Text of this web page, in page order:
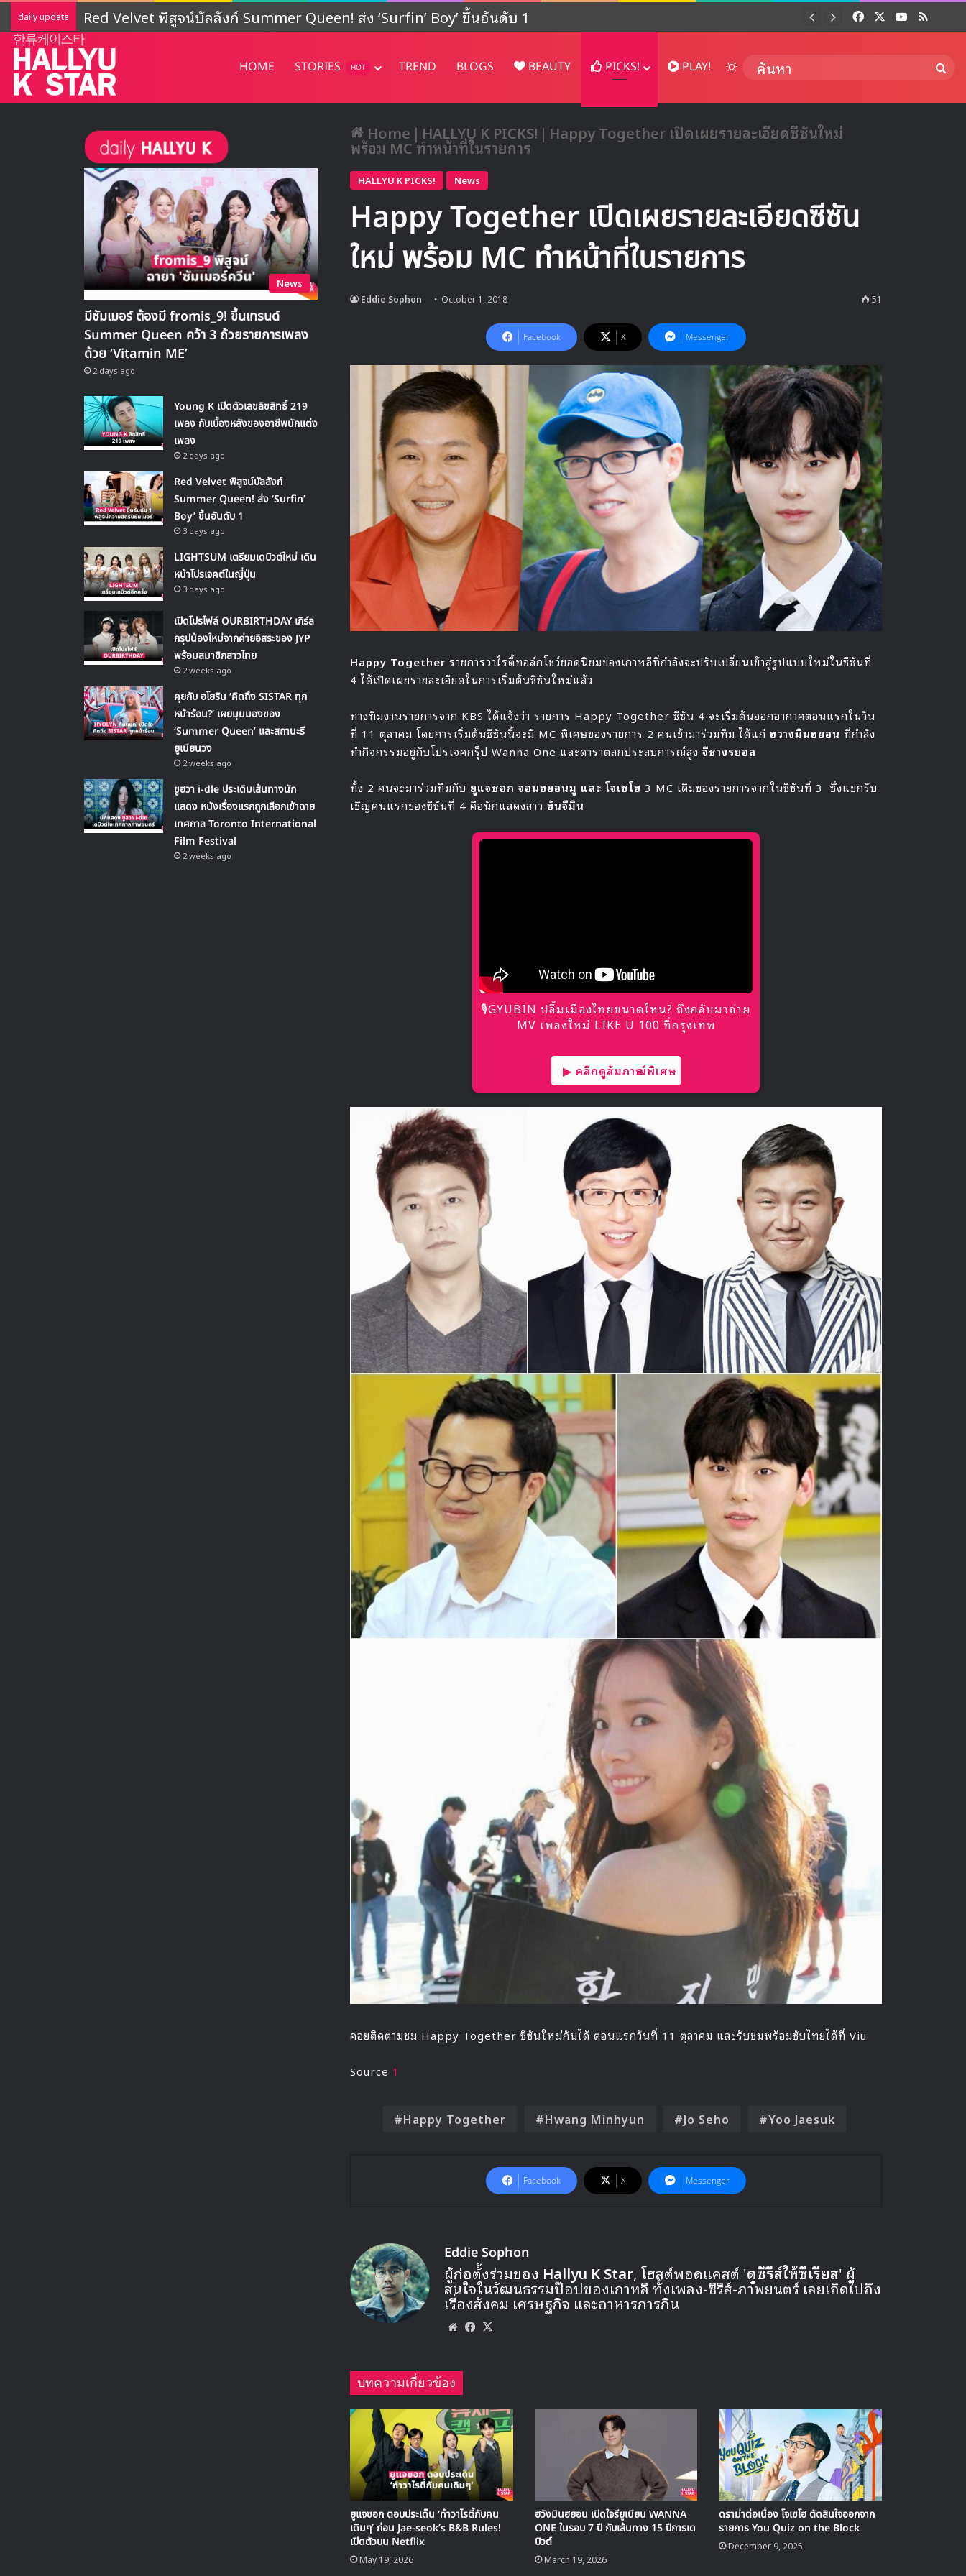
daily update LIGHTSUM เตรียมเดบิวต์ใหม่ เดินหน้าโปรเจคต์ในญี่ปุ่น FacebookYouTube
RSS
HOME STORIES HOT TREND BLOGS BEAUTY PICKS! PLAY! Switch skin
Home | HALLYU K PICKS! | Happy Together เปิดเผยรายละเอียดซีซันใหม่
พร้อม MC ทำหน้าที่ในรายการ
HALLYU K PICKS! News
Happy Together เปิดเผยรายละเอียดซีซัน
ใหม่ พร้อม MC ทำหน้าที่ในรายการ
Eddie Sophon October 1, 2018 51
Facebook X Messenger
Happy Together รายการวาไรตี้ทอล์กโชว์ยอดนิยมของเกาหลีที่กำลังจะปรับเปลี่ยนเข้าสู่รูปแบบใหม่ในซีซันที่
4 ได้เปิดเผยรายละเอียดในการเริ่มต้นซีซันใหม่แล้ว
ทางทีมงานรายการจาก KBS ได้แจ้งว่า รายการ Happy Together ซีซัน 4 จะเริ่มต้นออกอากาศตอนแรกในวัน
ที่ 11 ตุลาคม โดยการเริ่มต้นซีซันนี้จะมี MC พิเศษของรายการ 2 คนเข้ามาร่วมทีม ได้แก่ ฮวางมินฮยอน ที่กำลัง
ทำกิจกรรมอยู่กับโปรเจคกรุ็ป Wanna One และดาราตลกประสบการณ์สูง จีซางรยอล
ทั้ง 2 คนจะมาร่วมทีมกับ ยูแจซอก จอนฮยอนมู และ โจเซโฮ 3 MC เดิมของรายการจากในซีซันที่ 3 ซึ่งแขกรับ
เชิญคนแรกของซีซันที่ 4 คือนักแสดงสาว ฮันจีมิน
🎙GYUBIN ปลื้มเมืองไทยขนาดไหน? ถึงกลับมาถ่าย
MV เพลงใหม่ LIKE U 100 ที่กรุงเทพ
▶ คลิกดูสัมภาษณ์พิเศษ
คอยติดตามชม Happy Together ซีซันใหม่กันได้ ตอนแรกวันที่ 11 ตุลาคม และรับชมพร้อมซับไทยได้ที่ Viu
Source 1
Happy Together Hwang Minhyun Jo Seho Yoo Jaesuk
Facebook X Messenger
Eddie Sophon
ผู้ก่อตั้งร่วมของ Hallyu K Star, โฮสต์พอดแคสต์ 'ดูซีรีส์ให้ซีเรียส' ผู้
สนใจในวัฒนธรรมป๊อปของเกาหลี ทั้งเพลง-ซีรีส์-ภาพยนตร์ เลยเถิดไปถึง
เรื่องสังคม เศรษฐกิจ และอาหารการกิน
WebsiteFacebook
บทความเกี่ยวข้อง
ยูแจซอก ตอบประเด็น ‘ทำวาไรตี้กับคน
เดิมๆ’ ก่อน Jae-seok’s B&B Rules!
เปิดตัวบน Netflix
May 19, 2026
ฮวังมินฮยอน เปิดใจรียูเนียน WANNA
ONE ในรอบ 7 ปี กับเส้นทาง 15 ปีการเด
บิวต์
March 19, 2026
ดราม่าต่อเนื่อง โจเซโฮ ตัดสินใจออกจาก
รายการ You Quiz on the Block
December 9, 2025
News
มีซัมเมอร์ ต้องมี fromis_9! ขึ้นเทรนด์
Summer Queen คว้า 3 ถ้วยรายการเพลง
ด้วย ‘Vitamin ME’
2 days ago
Young K เปิดตัวเลขลิขสิทธิ์ 219
เพลง กับเบื้องหลังของอาชีพนักแต่ง
เพลง
2 days ago
Red Velvet พิสูจน์บัลลังก์
Summer Queen! ส่ง ‘Surfin’
Boy’ ขึ้นอันดับ 1
3 days ago
LIGHTSUM เตรียมเดบิวต์ใหม่ เดิน
หน้าโปรเจคต์ในญี่ปุ่น
3 days ago
เปิดโปรไฟล์ OURBIRTHDAY เกิร์ล
กรุปน้องใหม่จากค่ายอิสระของ JYP
พร้อมสมาชิกสาวไทย
2 weeks ago
คุยกับ ฮโยริน ‘คิดถึง SISTAR ทุก
หน้าร้อน?’ เผยมุมมองของ
‘Summer Queen’ และสถานะรี
ยูเนียนวง
2 weeks ago
ชูฮวา i-dle ประเดิมเส้นทางนัก
แสดง หนังเรื่องแรกถูกเลือกเข้าฉาย
เทศกาล Toronto International
Film Festival
2 weeks ago